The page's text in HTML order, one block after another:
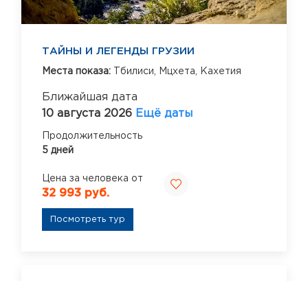
ТАЙНЫ И ЛЕГЕНДЫ ГРУЗИИ
Места показа: Тбилиси, Мцхета, Кахетия
Ближайшая дата
10 августа 2026 Ещё даты
Продолжительность
5 дней
Цена за человека от
32 993 руб.
Посмотреть тур